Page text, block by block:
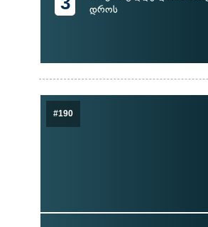
დროს
#190